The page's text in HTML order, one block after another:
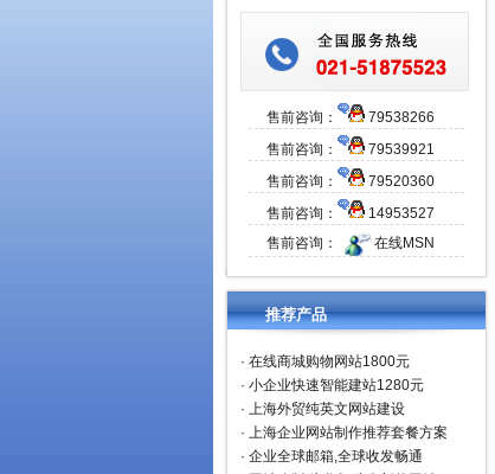
售前咨询：
79538266
售前咨询：
79539921
售前咨询：
79520360
售前咨询：
14953527
售前咨询：
在线MSN
推荐产品
· 在线商城购物网站1800元
· 小企业快速智能建站1280元
· 上海外贸纯英文网站建设
· 上海企业网站制作推荐套餐方案
· 企业全球邮箱,全球收发畅通